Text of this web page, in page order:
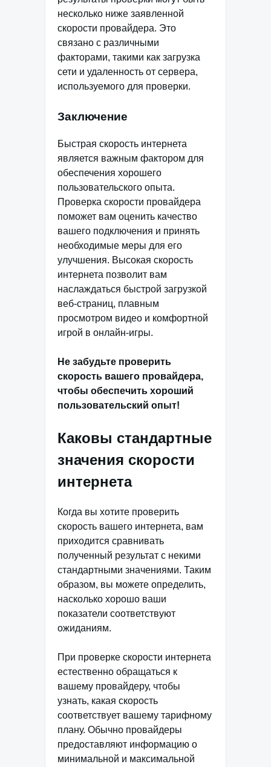
несколько ниже заявленной
скорости провайдера. Это
связано с различными
факторами, такими как загрузка
сети и удаленность от сервера,
используемого для проверки.
Заключение
Быстрая скорость интернета
является важным фактором для
обеспечения хорошего
пользовательского опыта.
Проверка скорости провайдера
поможет вам оценить качество
вашего подключения и принять
необходимые меры для его
улучшения. Высокая скорость
интернета позволит вам
наслаждаться быстрой загрузкой
веб-страниц, плавным
просмотром видео и комфортной
игрой в онлайн-игры.
Не забудьте проверить
скорость вашего провайдера,
чтобы обеспечить хороший
пользовательский опыт!
Каковы стандартные
значения скорости
интернета
Когда вы хотите проверить
скорость вашего интернета, вам
приходится сравнивать
полученный результат с некими
стандартными значениями. Таким
образом, вы можете определить,
насколько хорошо ваши
показатели соответствуют
ожиданиям.
При проверке скорости интернета
естественно обращаться к
вашему провайдеру, чтобы
узнать, какая скорость
соответствует вашему тарифному
плану. Обычно провайдеры
предоставляют информацию о
минимальной и максимальной